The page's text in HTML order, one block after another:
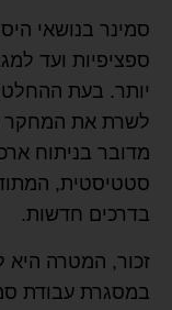
סמינר בנושאי
ספציפיות ועד
יותר. בעת
לשרת את המחקר
מדובר בניתוח
סטטיסטית,
בדרכים חדשות.
זכור, המטרה היא
במסגרת עבודת